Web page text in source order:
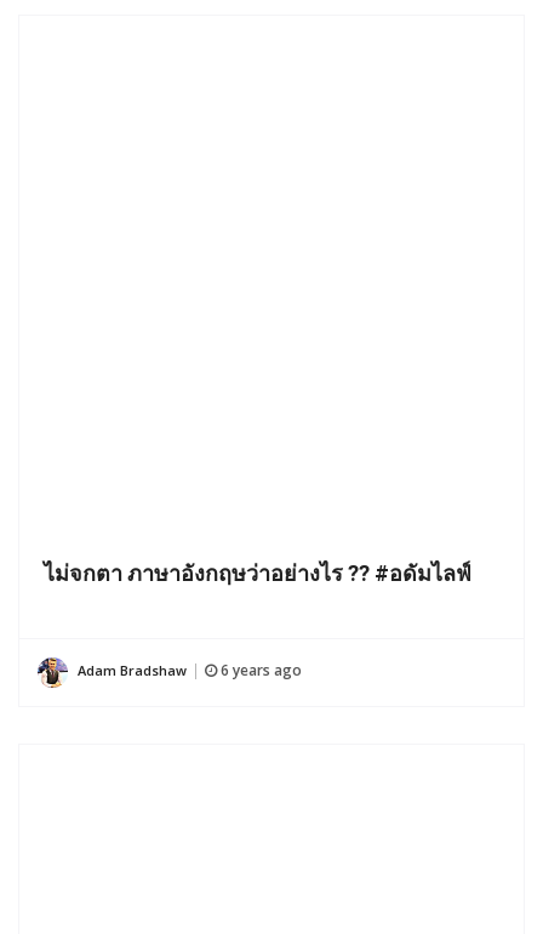
ไม่จกตา ภาษาอังกฤษว่าอย่างไร ?? #อดัมไลฟ์
Adam Bradshaw 6 years ago